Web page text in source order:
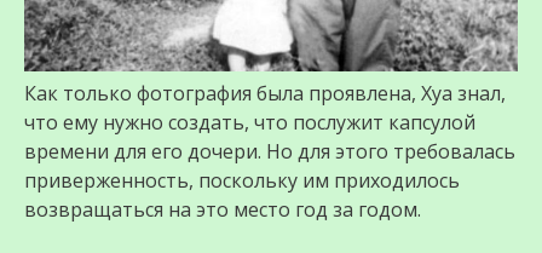
Как только фотография была проявлена, Хуа знал,
что ему нужно создать, что послужит капсулой
времени для его дочери. Но для этого требовалась
приверженность, поскольку им приходилось
возвращаться на это место год за годом.